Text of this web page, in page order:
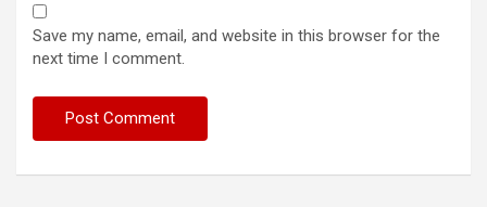
Save my name, email, and website in this browser for the
next time I comment.